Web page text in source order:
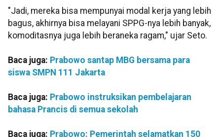
"Jadi, mereka bisa mempunyai modal kerja yang lebih
bagus, akhirnya bisa melayani SPPG-nya lebih banyak,
komoditasnya juga lebih beraneka ragam," ujar Seto.
Baca juga: Prabowo santap MBG bersama para
siswa SMPN 111 Jakarta
Baca juga: Prabowo instruksikan pembelajaran
bahasa Prancis di semua sekolah
Baca juga: Prabowo: Pemerintah selamatkan 150